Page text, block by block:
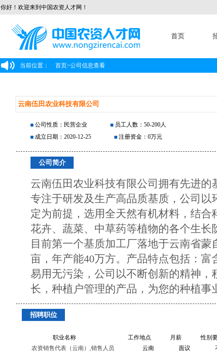
你好！欢迎来到中国农资人才网！
首页
当前位置： 首页>公司信息查看
云南伍田农业科技有限公司
公司性质：民营企业
员工人数：50-200人
成立日期：2020-12-25
注册资金：0万元
公司简介
云南伍田农业科技有限公司拥有先进
专注于研发及生产高品质基质，公司以
定为前提，选用全天然有机材料，结
花卉、蔬菜、中草药等植物的各个生长
目前第一个基质加工厂落地于云南省蒙
亩，年产能40万方。产品特点包括：
易用无污染，公司以不断创新的精神，
长，种植户管理的产品，为您的种植事
招聘职位
职业名称 工作地点 月薪
性别
农资销售代表（云南）,销售人员
云南 面议